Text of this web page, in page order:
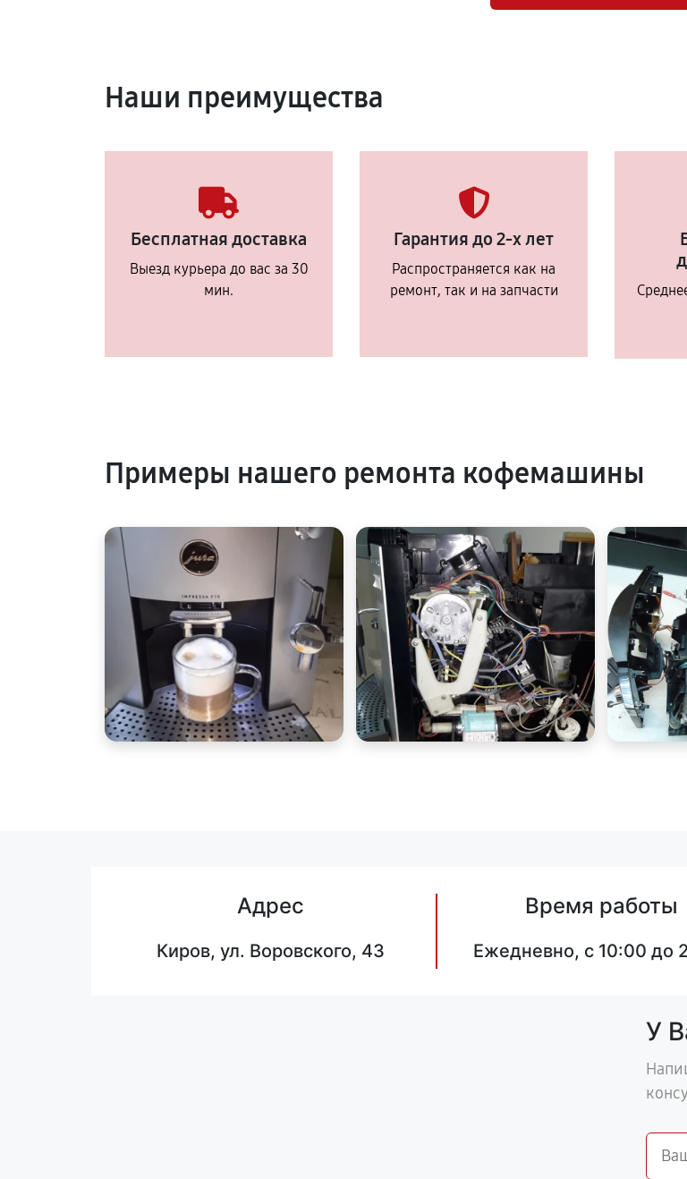
Наши преимущества
Бесплатная доставка
Выезд курьера до вас за 30
мин.
Гарантия до 2-х лет
Распространяется как на
ремонт, так и на запчасти
Примеры нашего ремонта кофемашины
Адрес
Киров, ул. Воровского, 43
Время работы
Ежедневно, с 10:00 до
У